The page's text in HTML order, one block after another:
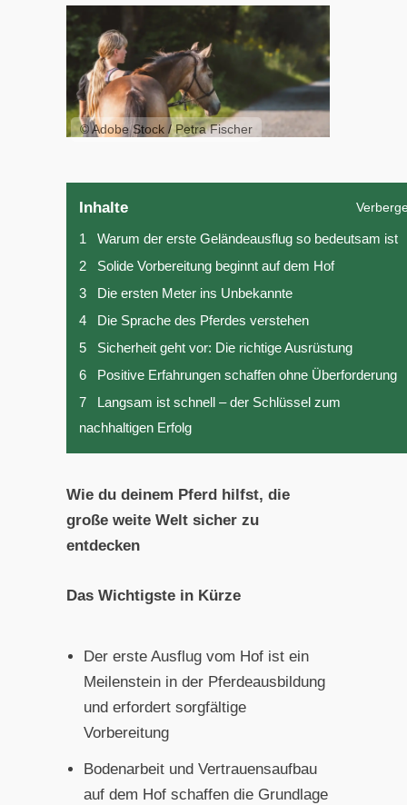
© Adobe Stock / Petra Fischer
Inhalte
1
Warum der erste Geländeausflug so bedeutsam ist
2
Solide Vorbereitung beginnt auf dem Hof
3
Die ersten Meter ins Unbekannte
4
Die Sprache des Pferdes verstehen
5
Sicherheit geht vor: Die richtige Ausrüstung
6
Positive Erfahrungen schaffen ohne Überforderung
7
Langsam ist schnell – der Schlüssel zum
nachhaltigen Erfolg
Wie du deinem Pferd hilfst, die
große weite Welt sicher zu
entdecken
Das Wichtigste in Kürze
Der erste Ausflug vom Hof ist ein
Meilenstein in der Pferdeausbildung
und erfordert sorgfältige
Vorbereitung
Bodenarbeit und Vertrauensaufbau
auf dem Hof schaffen die Grundlage